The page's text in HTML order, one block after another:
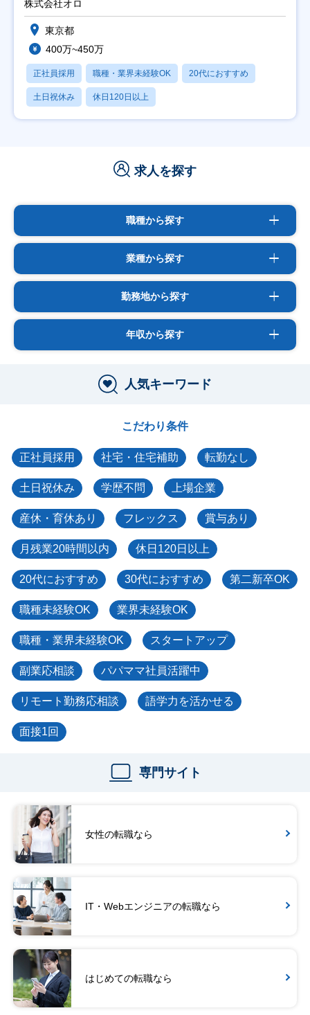
株式会社オロ
東京都
400万~450万
正社員採用 職種・業界未経験OK 20代におすすめ
土日祝休み 休日120日以上
求人を探す
職種から探す
業種から探す
勤務地から探す
年収から探す
人気キーワード
こだわり条件
正社員採用 社宅・住宅補助 転勤なし
土日祝休み 学歴不問 上場企業
産休・育休あり フレックス 賞与あり
月残業20時間以内 休日120日以上
20代におすすめ 30代におすすめ 第二新卒OK
職種未経験OK 業界未経験OK
職種・業界未経験OK スタートアップ
副業応相談 パパママ社員活躍中
リモート勤務応相談 語学力を活かせる
面接1回
専門サイト
女性の転職なら
IT・Webエンジニアの転職なら
はじめての転職なら